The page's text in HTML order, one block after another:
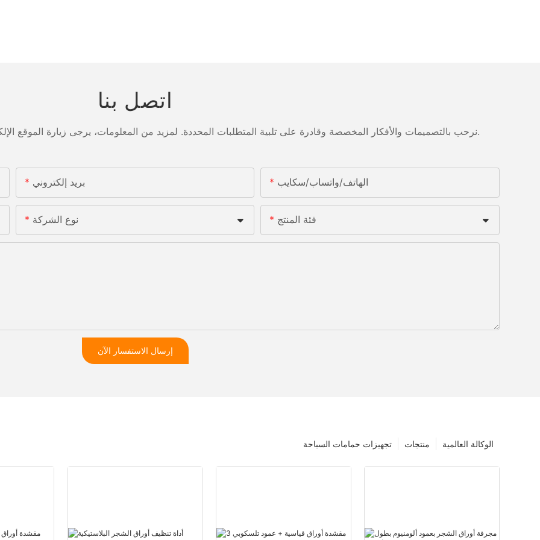
اتصل بنا
نرحب بالتصميمات والأفكار المخصصة وقادرة على تلبية المتطلبات المحددة. لمزيد من المعلومات، يرجى زيارة الموقع الإلكتروني أو الاتصال بنا مباشرة مع أسئلة أو استفسارات.
بريد إلكتروني الهاتف/واتساب/سكايب
نوع الشركة فئة المنتج
إرسال الاستفسار الآن
الوكالة العالمية منتجات تجهيزات حمامات السباحة